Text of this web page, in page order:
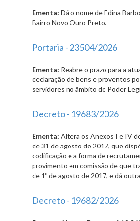
Ementa: Dá o nome de Edina
Bairro Novo Ouro Preto.
Portaria - 23504/2026
Ementa: Reabre o prazo para a
declaração de bens e proventos
servidores no âmbito do Poder
Decreto - 19683/2026
Ementa: Altera os Anexos I e IV
de 31 de agosto de 2017, que
codificação e a forma de
provimento em comissão de que
de 1º de agosto de 2017, e dá
Decreto - 19682/2026